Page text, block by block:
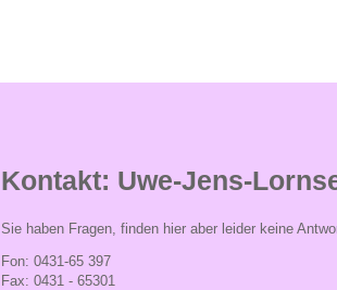
Kontakt: Uwe-Jens-
Sie haben Fragen, finden hier aber leider keine
Fon: 0431-65 397
Fax: 0431 - 65301